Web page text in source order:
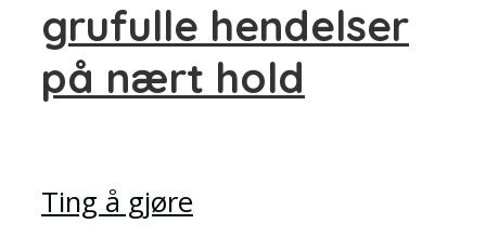
grufulle hendelser
på nært hold
Ting å gjøre